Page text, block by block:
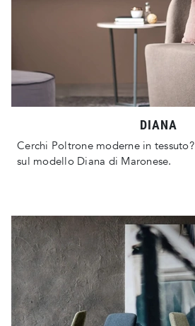
DIANA
Cerchi Poltrone moderne in
sul modello Diana di Maronese.